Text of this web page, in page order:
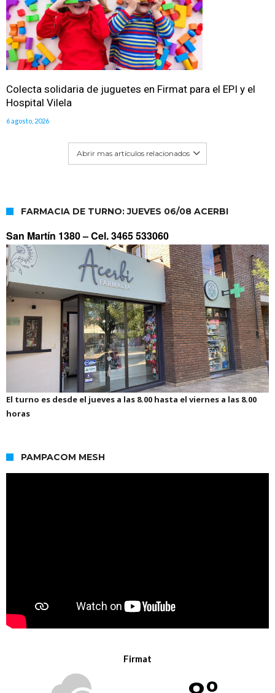
Colecta solidaria de juguetes en Firmat para el EPI y el
Hospital Vilela
6 agosto, 2026
Abrir mas artículos relacionados
FARMACIA DE TURNO: JUEVES 06/08 ACERBI
San Martín 1380 –Cel. 3465 533060
El turno es desde el jueves a las 8.00 hasta el viernes a las 8.00
horas
PAMPACOM MESH
Firmat